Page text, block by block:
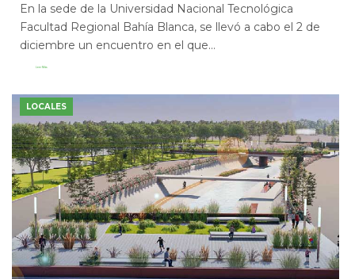
En la sede de la Universidad Nacional Tecnológica
Facultad Regional Bahía Blanca, se llevó a cabo el 2 de
diciembre un encuentro en el que...
Leer Más
LOCALES